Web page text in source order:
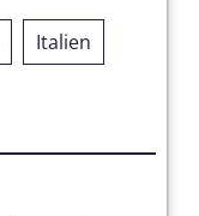
Italien